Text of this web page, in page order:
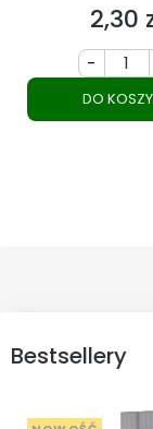
Cena
2,30
-
DO
Bestsellery